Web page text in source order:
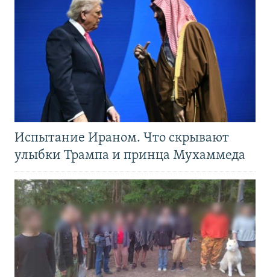
Испытание Ираном. Что скрывают
улыбки Трампа и принца Мухаммеда